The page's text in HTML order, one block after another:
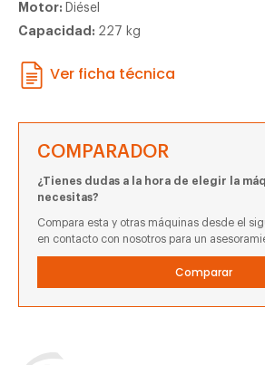
Motor: Diésel
Capacidad: 227 kg
Ver ficha técnica
COMPARADOR
¿Tienes dudas a la hora de elegir la
necesitas?
Compara esta y otras máquinas desde el
en contacto con nosotros para un
Comparar